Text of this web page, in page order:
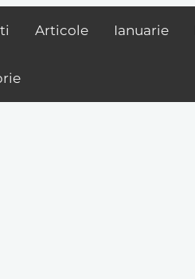
Articole Ianuarie